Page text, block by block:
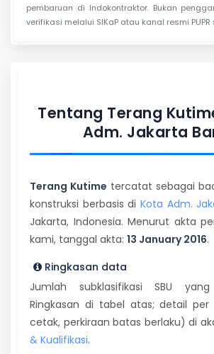
pembaruan di Indokontraktor. Bukan
verifikasi melalui SIKaP atau kanal resmi
Tentang Terang
Adm. Jakarta
Terang Kutime tercatat sebagai
konstruksi berbasis di Kota Adm.
Jakarta, Indonesia. Menurut akta
kami, tanggal akta: 13 January 2016.
Ringkasan data
Jumlah subklasifikasi SBU
Ringkasan di tabel atas; detail
cetak, perkiraan batas berlaku) di
& Kualifikasi.